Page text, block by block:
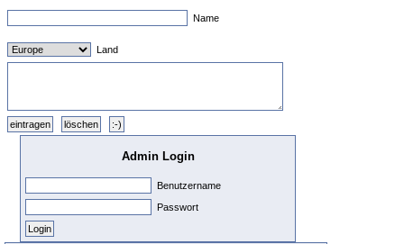
Name
Land
Admin Login
Benutzername
Passwort